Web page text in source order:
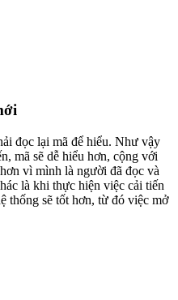
đọc lại mã để hiểu. Như vậy
mã sẽ dễ hiểu hơn, cộng với
vì mình là người đã đọc và
là khi thực hiện việc cải tiến
thống sẽ tốt hơn, từ đó việc mở